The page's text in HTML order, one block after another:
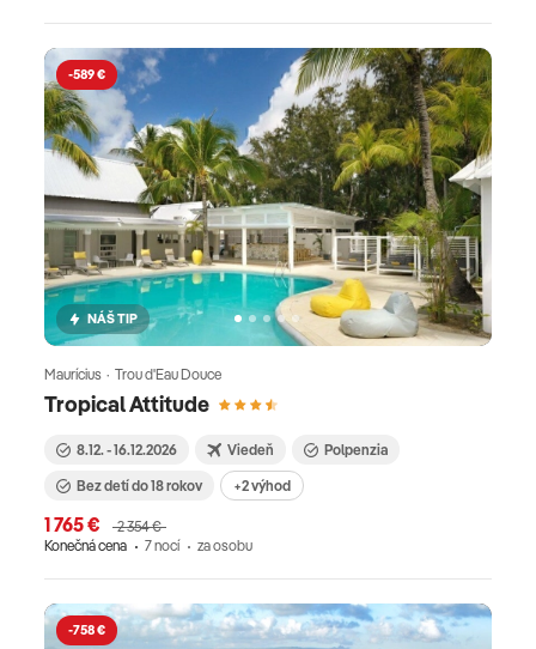
-589 €
NÁŠ TIP
Tropical Attitude
Maurícius · Trou d'Eau Douce
8.12. - 16.12.2026 Viedeň
Polpenzia
Bez detí do 18 rokov
+2 výhod
1 765 €
2 354 €
Konečná cena
7 nocí za osobu
-758 €